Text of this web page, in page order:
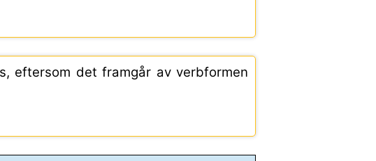
eftersom det framgår av verbformen